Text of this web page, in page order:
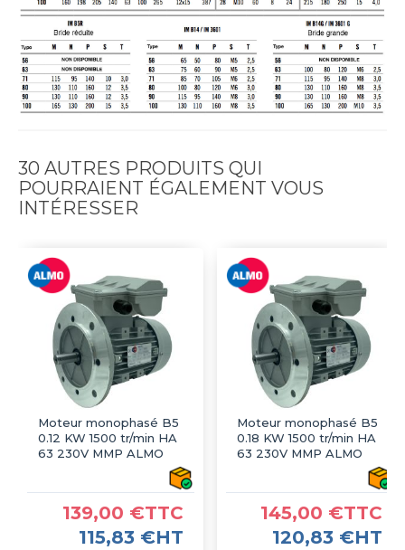
30 AUTRES PRODUITS QUI
POURRAIENT ÉGALEMENT VOUS
INTÉRESSER
Moteur monophasé B5
0.12 KW 1500 tr/min HA
63 230V MMP ALMO
139,00 €TTC
115,83 €HT
Moteur monophasé B5
0.18 KW 1500 tr/min HA
63 230V MMP ALMO
145,00 €TTC
120,83 €HT